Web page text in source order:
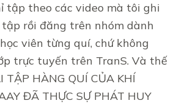
tập theo các video mà tôi ghi
rồi đăng trên nhóm dành
viên từng quí, chứ không
trực tuyến trên TranS. Và thế
TẬP HÀNG QUÍ CỦA KHÍ
ĐÃ THỰC SỰ PHÁT HUY